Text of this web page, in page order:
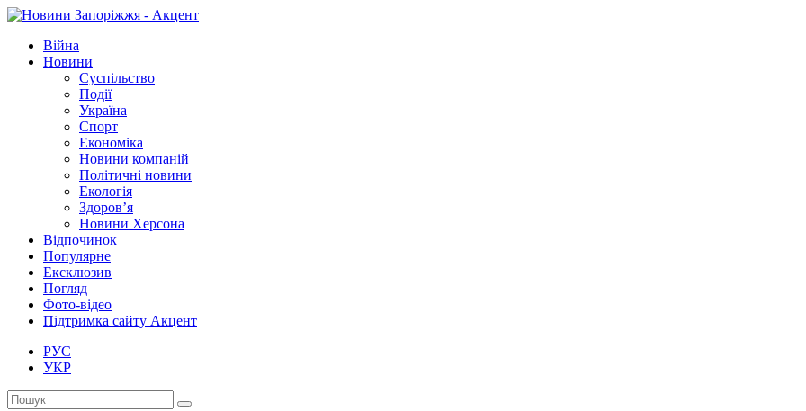
Війна
Новини
Суспільство
Події
Україна
Спорт
Економіка
Новини компаній
Політичні новини
Екологія
Здоров’я
Новини Херсона
Відпочинок
Популярне
Ексклюзив
Погляд
Фото-відео
Підтримка сайту Акцент
РУС
УКР